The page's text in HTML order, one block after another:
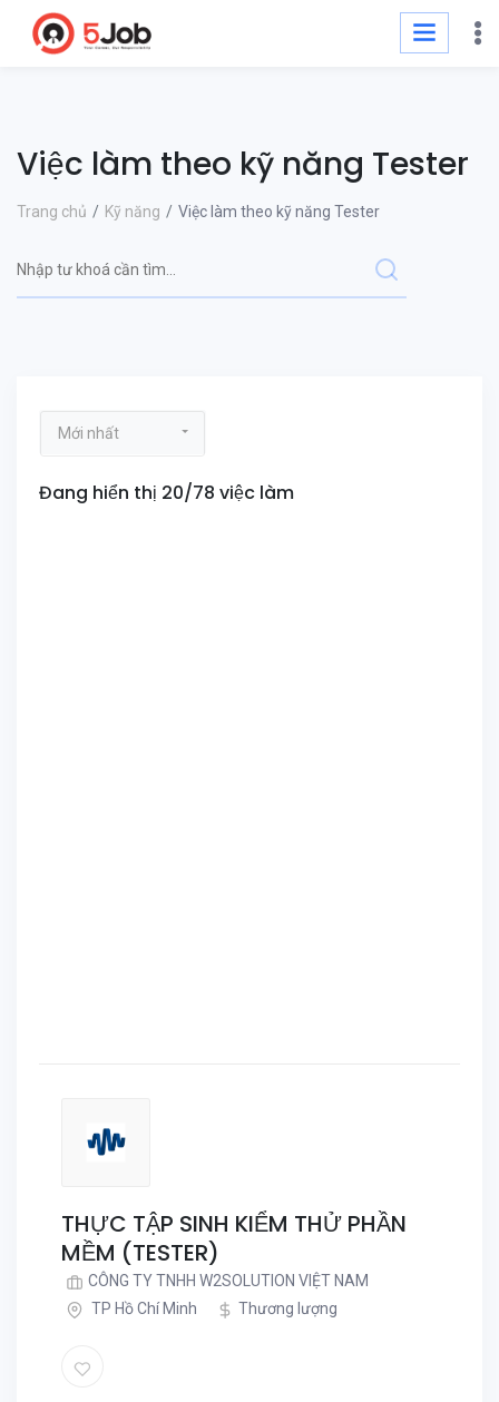
Việc làm theo kỹ năng Tester
Trang chủ Kỹ năng Việc làm theo kỹ năng Tester
Mới nhất
Đang hiển thị 20/78 việc làm
THỰC TẬP SINH KIỂM THỬ PHẦN
MỀM (TESTER)
CÔNG TY TNHH W2SOLUTION VIỆT NAM
TP Hồ Chí Minh
Thương lượng